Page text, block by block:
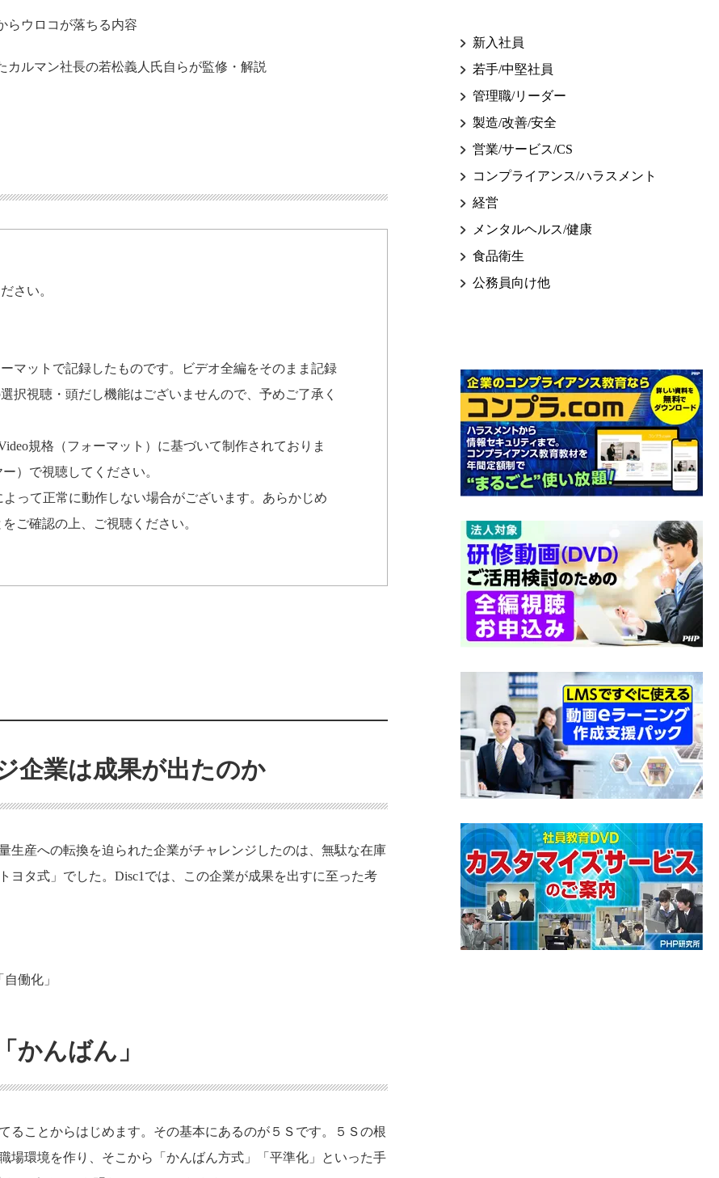
らウロコが落ちる内容
ルマン社長の若松義人氏自らが監修・解説
さい。
マットで記録したものです。ビデオ全編をそのまま記録
択視聴・頭だし機能はございませんので、予めご了承く
規格（フォーマット）に基づいて制作されておりま
）で視聴してください。
って正常に動作しない場合がございます。あらかじめ
ご確認の上、ご視聴ください。
業は成果が出たのか
生産への転換を迫られた企業がチャレンジしたのは、無駄な在庫
タ式」でした。Disc1では、この企業が成果を出すに至った考
働化」
んばん」
ることからはじめます。その基本にあるのが５Ｓです。５Ｓの根
場環境を作り、そこから「かんばん方式」「平準化」といった手
新入社員
若手/中堅社員
管理職/リーダー
製造/改善/安全
営業/サービス/CS
コンプライアンス/ハラスメント
経営
メンタルヘルス/健康
食品衛生
公務員向け他